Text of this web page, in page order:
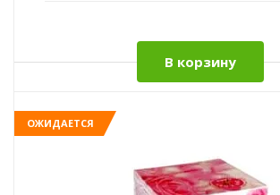
В корзину
ОЖИДАЕТСЯ